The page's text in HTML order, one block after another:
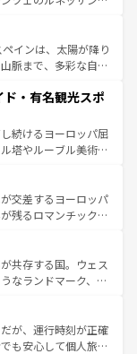
アマルフィ海岸の絶
の合間には、本場の
理を堪能することも
い旅をしてみよう！
インは、太陽が降り
脈まで、多彩な自然
ラメンコ、熱気あふ
活の一部となってい
気や、バルセロナの
代ローマ遺跡や中世
るスペインはその個
了する。 なお、新着のスペイン情報は コ
・有名観光スポ
続けるヨーロッパ屈
塔やルーブル美術館
な宮殿、歴史的な大
然が、訪れる者を心
の国としても知ら
ス、プロヴァンスの
しみ方が可能だ。さ
ており、どの街角に
異なる文化を体験で
ス情報はコンテンツ一覧
交差するヨーロッパ
残るロマンチック街
きることがない。ベ
アルプスの絶景、そ
風景は必見。ビール
、新着の
てほしい。
共存する国。ウェス
なランドマーク、歴
優雅なアフタヌーン
国パブ、サッカー観
豊富。イギリスを旅
が、運行時刻が正確
も安心して個人旅行